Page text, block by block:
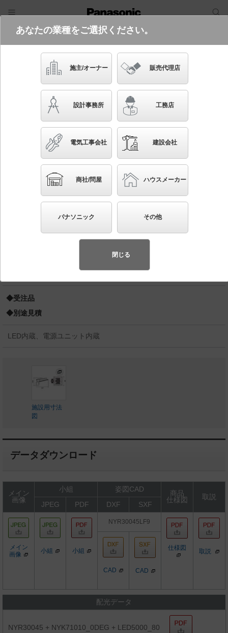
電気・建築設備（ビジネス）
フリーワード
品番・キーワード
かんたん照度計算
NYR30045 LF9
ポール取付型 LED（昼白色） 道路灯 局部照明 防
雨型・定格出力初期光束補正型 EEagle（イーグル）
パネル付型 水銀灯400形1灯器具相当／水銀灯300形1灯
器具相当／高圧ナトリウム灯220形1灯器具相当／高圧ナ
適で先進的な照明環境をご提案する商品群です）
◆受注品
◆別途見積
LED内蔵、電源ユニット内蔵
施設用寸法
図
データダウンロード
メイン
画像
小組 姿図CAD
商品
仕様図
取説
JPEG
PDF DXF SXF
メイン
画像
小組 小組
NYR30045LF9
仕様図 取説
CAD CAD
配光データ
NYR30045 + NYK71010_0DEG + LED5000_80
あなたの業種をご選択ください。
施主/オーナー 販売代理店
設計事務所 工務店
電気工事会社 建設会社
商社/問屋 ハウスメーカー
パナソニック その他
閉じる